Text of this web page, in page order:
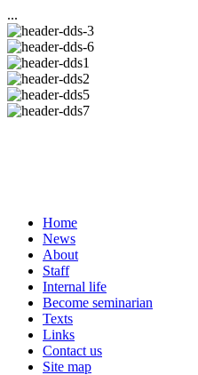
...
Home
News
About
Staff
Internal life
Become seminarian
Texts
Links
Contact us
Site map